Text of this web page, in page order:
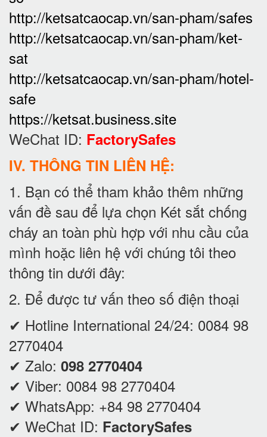
http://ketsatcaocap.vn/san-pham/safes
http://ketsatcaocap.vn/san-pham/ket-
sat
http://ketsatcaocap.vn/san-pham/hotel-
safe
https://ketsat.business.site
WeChat ID: FactorySafes
IV. THÔNG TIN LIÊN HỆ:
1. Bạn có thể tham khảo thêm những
vấn đề sau để lựa chọn Két sắt chống
cháy an toàn phù hợp với nhu cầu của
mình hoặc liên hệ với chúng tôi theo
thông tin dưới đây:
2. Để được tư vấn theo số điện thoại
✔ Hotline International 24/24: 0084 98
2770404
✔ Zalo: 098 2770404
✔ Viber: 0084 98 2770404
✔ WhatsApp: +84 98 2770404
✔ WeChat ID: FactorySafes